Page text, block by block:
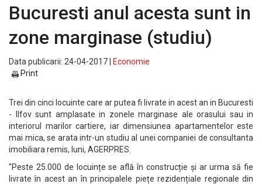
Bucuresti anul acesta sunt in
zone marginase (studiu)
Data publicarii: 24-04-2017 |
Economie
Print
Trei din cinci locuinte care ar putea fi livrate in acest an in Bucuresti
- Ilfov sunt amplasate in zonele marginase ale orasului sau in
interiorul marilor cartiere, iar dimensiunea apartamentelor este
mai mica, se arata intr-un studiu al unei companiei de consultanta
imobiliara remis, luni, AGERPRES.
''Peste 25.000 de locuințe se află în construcție și ar urma să fie
livrate în acest an în principalele piețe rezidențiale regionale din